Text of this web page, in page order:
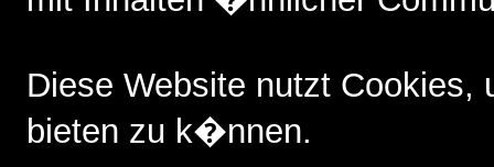
Diese Website nutzt
bieten zu k�nnen.